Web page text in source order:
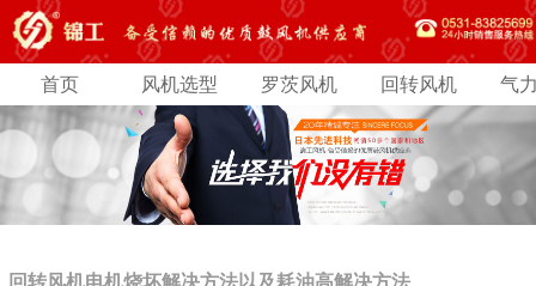
首页 风机选型 罗茨风机 回转风机 气